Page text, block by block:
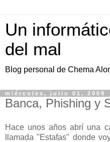
Un
del mal
Blog personal de Chema
miércoles, julio 01, 2009
Banca, Phishing y
Hace unos años abrí una
llamada "Estafas" donde